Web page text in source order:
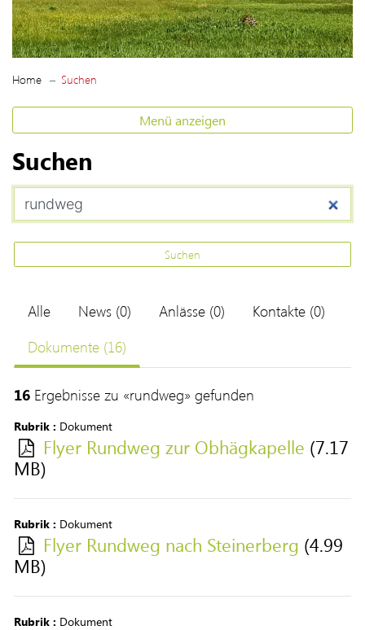
Home Suchen
Menü anzeigen
Suchen
Suchbegriff erfassen
Was suchen Sie?
Suchen
Suchergebnisse
Suchresultate
Alle News (0) Anlässe (0) Kontakte (0)
Dokumente (16)
16 Ergebnisse zu «rundweg» gefunden
Flyer Rundweg zur Obhägkapelle (7.17
MB)
Rubrik : Dokument
Flyer Rundweg nach Steinerberg (4.99
MB)
Rubrik : Dokument
Rubrik : Dokument